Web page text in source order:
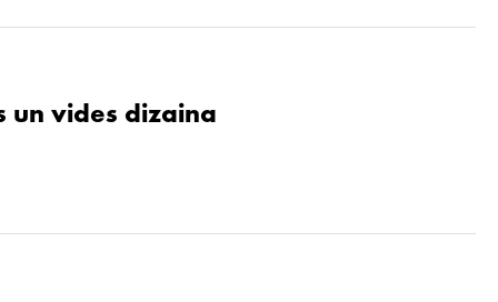
un vides dizaina